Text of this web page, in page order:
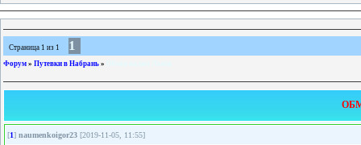
Страница 1 из 1 1
Форум » Путевки в Набрань »
[1] naumenkoigor23 [2019-11-05, 11:55]